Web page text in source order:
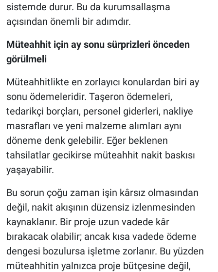
sistemde durur. Bu da kurumsallaşma
açısından önemli bir adımdır.
Müteahhit için ay sonu sürprizleri önceden
görülmeli
Müteahhitlikte en zorlayıcı konulardan biri ay
sonu ödemeleridir. Taşeron ödemeleri,
tedarikçi borçları, personel giderleri, nakliye
masrafları ve yeni malzeme alımları aynı
döneme denk gelebilir. Eğer beklenen
tahsilatlar gecikirse müteahhit nakit baskısı
yaşayabilir.
Bu sorun çoğu zaman işin kârsız olmasından
değil, nakit akışının düzensiz izlenmesinden
kaynaklanır. Bir proje uzun vadede kâr
bırakacak olabilir; ancak kısa vadede ödeme
dengesi bozulursa işletme zorlanır. Bu yüzden
müteahhitin yalnızca proje bütçesine değil,